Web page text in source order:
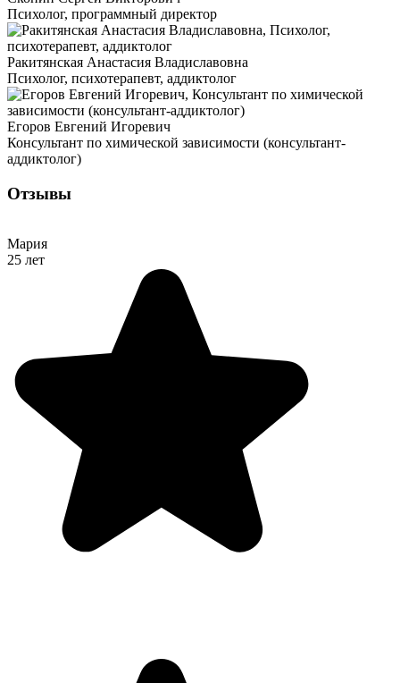
Психолог, программный директор
Ракитянская Анастасия Владиславовна
Психолог, психотерапевт, аддиктолог
Егоров Евгений Игоревич
Консультант по химической зависимости (консультант-
аддиктолог)
Отзывы
Мария
25 лет